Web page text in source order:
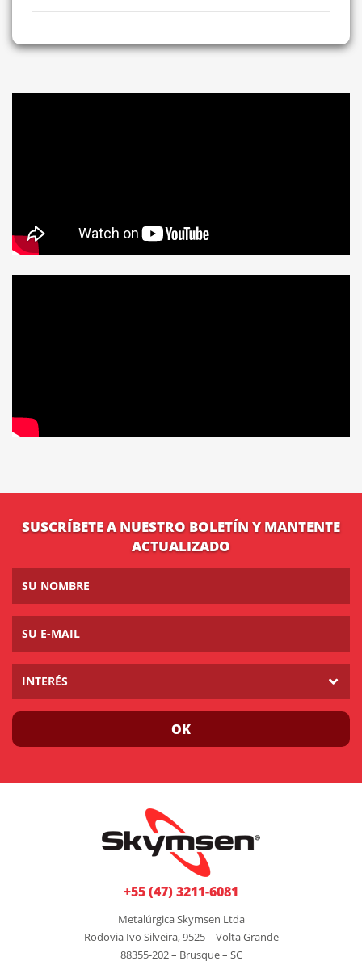
SUSCRÍBETE A NUESTRO BOLETÍN Y MANTENTE
ACTUALIZADO
INTERÉS
OK
+55 (47) 3211-6081
Metalúrgica Skymsen Ltda
Rodovia Ivo Silveira, 9525 – Volta Grande
88355-202 – Brusque – SC